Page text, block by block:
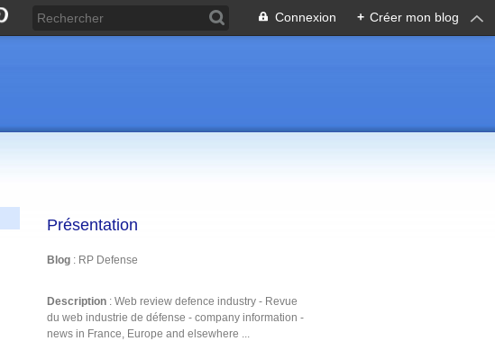
Connexion + Créer mon blog
Présentation
Blog : RP Defense
Description : Web review defence industry - Revue
du web industrie de défense - company information -
news in France, Europe and elsewhere ...